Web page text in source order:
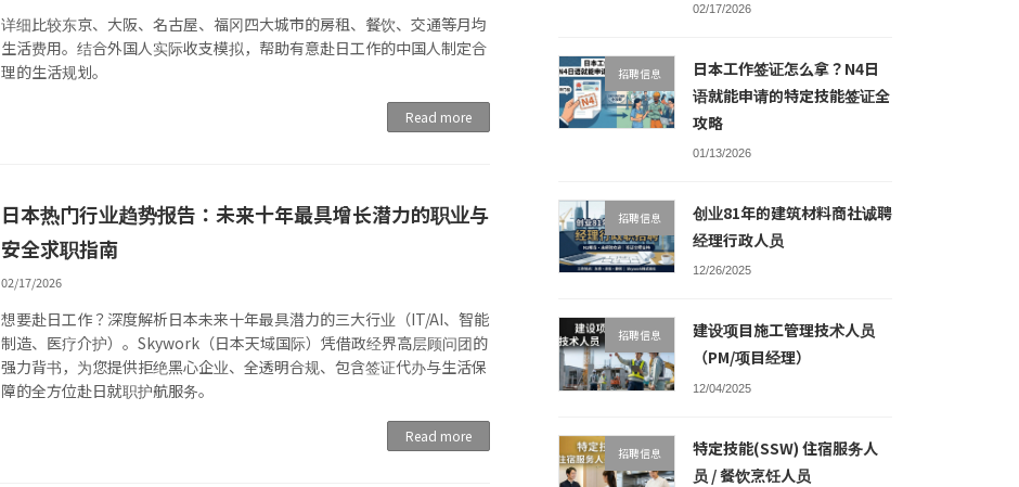
详细比较东京、大阪、名古屋、福冈四大城市的房租、餐饮、交通等月均
生活费用。结合外国人实际收支模拟，帮助有意赴日工作的中国人制定合
理的生活规划。
Read more
日本热门行业趋势报告：未来十年最具增长潜力的职业与
安全求职指南
02/17/2026
想要赴日工作？深度解析日本未来十年最具潜力的三大行业（IT/AI、智能
制造、医疗介护）。Skywork（日本天域国际）凭借政经界高层顾问团的
强力背书，为您提供拒绝黑心企业、全透明合规、包含签证代办与生活保
障的全方位赴日就职护航服务。
Read more
02/17/2026
招聘信息
日本工作签证怎么拿？N4日
语就能申请的特定技能签证全
攻略
01/13/2026
招聘信息
创业81年的建筑材料商社诚聘
经理行政人员
12/26/2025
招聘信息
建设项目施工管理技术人员
（PM/项目经理）
12/04/2025
招聘信息
特定技能(SSW) 住宿服务人
员 / 餐饮烹饪人员